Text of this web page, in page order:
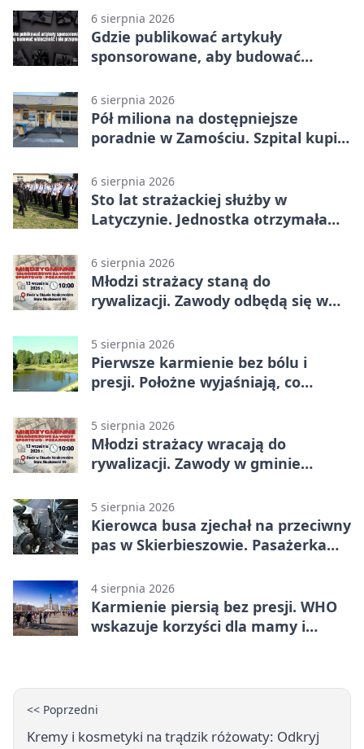
6 sierpnia 2026
Gdzie publikować artykuły
sponsorowane, aby budować
6 sierpnia 2026
Pół miliona na dostępniejsze
poradnie w Zamościu. Szpital kupi
6 sierpnia 2026
Sto lat strażackiej służby w
Latyczynie. Jednostka otrzymała
6 sierpnia 2026
Młodzi strażacy staną do
rywalizacji. Zawody odbędą się w
5 sierpnia 2026
Pierwsze karmienie bez bólu i
presji. Położne wyjaśniają, co
5 sierpnia 2026
Młodzi strażacy wracają do
rywalizacji. Zawody w gminie
5 sierpnia 2026
Kierowca busa zjechał na przeciwny
pas w Skierbieszowie. Pasażerka
4 sierpnia 2026
Karmienie piersią bez presji. WHO
wskazuje korzyści dla mamy i
<< Poprzedni
Kremy i kosmetyki na trądzik różowaty: Odkryj